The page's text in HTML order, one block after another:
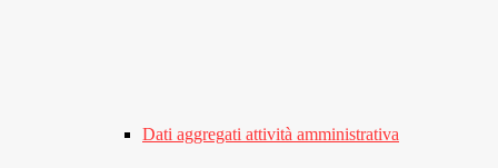
Dati aggregati attività amministrativa